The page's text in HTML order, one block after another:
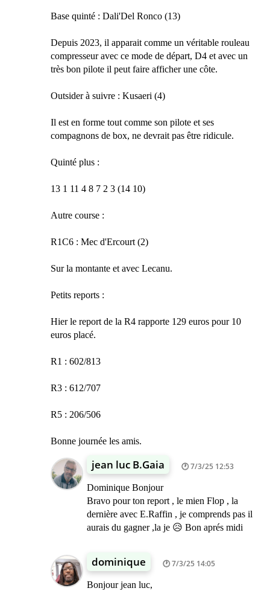
Base quinté : Dali'Del Ronco (13)
Depuis 2023, il apparait comme un véritable rouleau
compresseur avec ce mode de départ, D4 et avec un
très bon pilote il peut faire afficher une côte.
Outsider à suivre : Kusaeri (4)
Il est en forme tout comme son pilote et ses
compagnons de box, ne devrait pas être ridicule.
Quinté plus :
13 1 11 4 8 7 2 3 (14 10)
Autre course :
R1C6 : Mec d'Ercourt (2)
Sur la montante et avec Lecanu.
Petits reports :
Hier le report de la R4 rapporte 129 euros pour 10
euros placé.
R1 : 602/813
R3 : 612/707
R5 : 206/506
Bonne journée les amis.
jean luc B.Gaia 7/3/25 12:53
Dominique Bonjour
Bravo pour ton report , le mien Flop , la
dernière avec E.Raffin , je comprends pas il
aurais du gagner ,la je 😥 Bon aprés midi
dominique 7/3/25 14:05
Bonjour jean luc,